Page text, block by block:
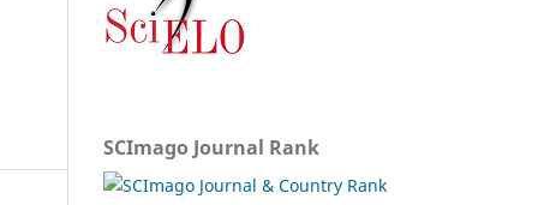
SCImago Journal Rank